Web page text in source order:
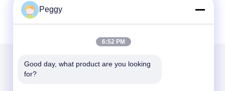
Scrivici
Peggy
6:52 PM
Good day, what product are you looking
for?